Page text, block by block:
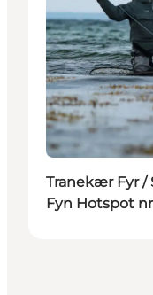
Tranekær Fyr /
Fyn Hotspot